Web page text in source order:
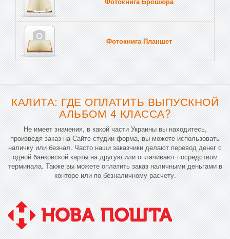
Фотокнига Планшет
КАЛИТА: ГДЕ ОПЛАТИТЬ ВЫПУСКНОЙ
АЛЬБОМ 4 КЛАССА?
Не имеет значения, в какой части Украины вы находитесь,
произведя заказ на Сайте студии форма, вы можете использовать
наличку или безнал. Часто наши заказчики делают перевод денег с
одной банковской карты на другую или оплачивают посредством
терминала. Также вы можете оплатить заказ наличными деньгами в
конторе или по безналичному расчету.